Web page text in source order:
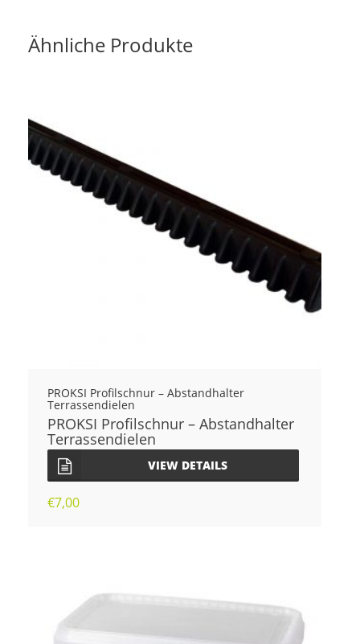
Ähnliche Produkte
PROKSI Profilschnur – Abstandhalter
Terrassendielen
PROKSI Profilschnur – Abstandhalter
Terrassendielen
VIEW DETAILS
€7,00